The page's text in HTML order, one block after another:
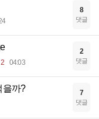
8
댓글
04:03
2
댓글
을까? 7
댓글